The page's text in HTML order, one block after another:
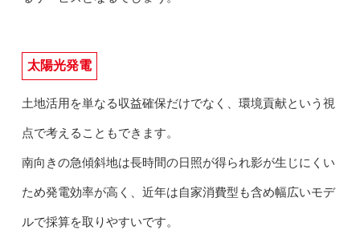
太陽光発電
土地活用を単なる収益確保だけでなく、環境貢献という視
点で考えることもできます。
南向きの急傾斜地は長時間の日照が得られ影が生じにくい
ため発電効率が高く、近年は自家消費型も含め幅広いモデ
ルで採算を取りやすいです。